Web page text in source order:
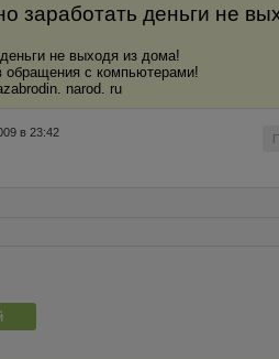
заработать деньги не
не выходя из дома!
обращения с компьютерами!
narod. ru
в 23:42